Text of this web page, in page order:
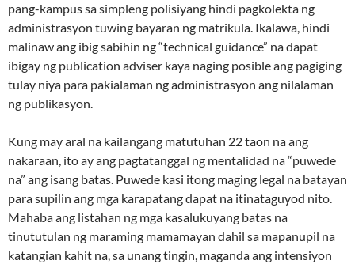
pang-kampus sa simpleng polisiyang hindi pagkolekta ng
administrasyon tuwing bayaran ng matrikula. Ikalawa, hindi
malinaw ang ibig sabihin ng “technical guidance” na dapat
ibigay ng publication adviser kaya naging posible ang pagiging
tulay niya para pakialaman ng administrasyon ang nilalaman
ng publikasyon.
Kung may aral na kailangang matutuhan 22 taon na ang
nakaraan, ito ay ang pagtatanggal ng mentalidad na “puwede
na” ang isang batas. Puwede kasi itong maging legal na batayan
para supilin ang mga karapatang dapat na itinataguyod nito.
Mahaba ang listahan ng mga kasalukuyang batas na
tinututulan ng maraming mamamayan dahil sa mapanupil na
katangian kahit na, sa unang tingin, maganda ang intensiyon